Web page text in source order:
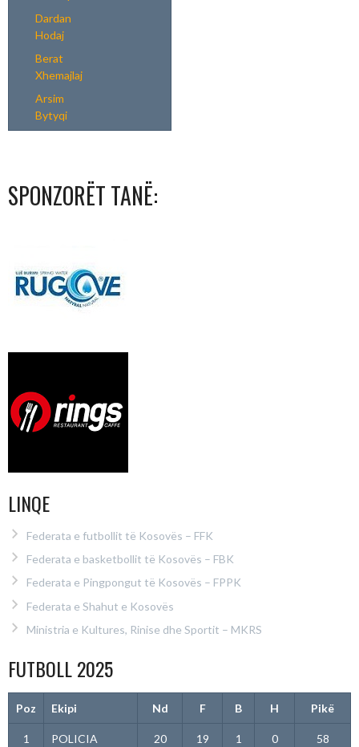
Dardan
Hodaj
Berat
Xhemajlaj
Arsim
Bytyqi
SPONZORËT TANË:
LINQE
Federata e futbollit të Kosovës – FFK
Federata e basketbollit të Kosovës – FBK
Federata e Pingpongut të Kosovës – FPPK
Federata e Shahut e Kosovës
Ministria e Kultures, Rinise dhe Sportit – MKRS
FUTBOLL 2025
Poz Ekipi Nd F B H Pikë
1 POLICIA 20 19 1 0 58